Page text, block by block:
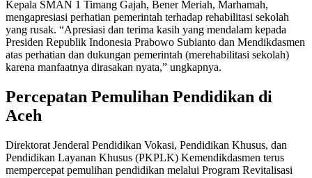
Kepala SMAN 1 Timang Gajah, Bener Meriah, Marhamah,
mengapresiasi perhatian pemerintah terhadap rehabilitasi sekolah
yang rusak. “Apresiasi dan terima kasih yang mendalam kepada
Presiden Republik Indonesia Prabowo Subianto dan Mendikdasmen
atas perhatian dan dukungan pemerintah (merehabilitasi sekolah)
karena manfaatnya dirasakan nyata,” ungkapnya.
Percepatan Pemulihan Pendidikan di
Aceh
Direktorat Jenderal Pendidikan Vokasi, Pendidikan Khusus, dan
Pendidikan Layanan Khusus (PKPLK) Kemendikdasmen terus
mempercepat pemulihan pendidikan melalui Program Revitalisasi